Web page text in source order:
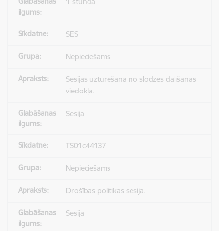
SES
Nepieciešams
Sesijas uzturēšana no slodzes dalīšanas
viedokļa.
Sesija
TS01c44137
Nepieciešams
Drošības politikas sesija.
Sesija